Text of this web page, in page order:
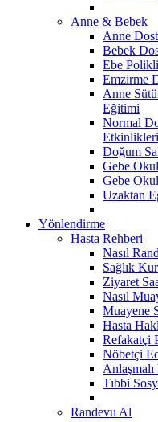
Anne & Bebek
Anne
Bebek
Ebe
Emzirme
Anne
Eğitimi
Normal
Doğum
Gebe
Gebe
Uzaktan
Yönlendirme
Hasta Rehberi
Nasıl
Sağlık
Ziyaret
Nasıl
Muayene
Hasta
Refakatçi
Nöbetçi
Tıbbi
Randevu Al